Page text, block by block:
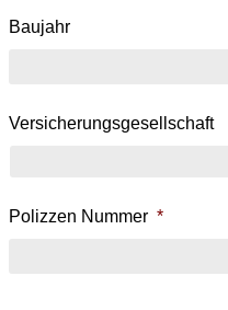
Baujahr
Versicherungsgesellschaft
Polizzen Nummer *